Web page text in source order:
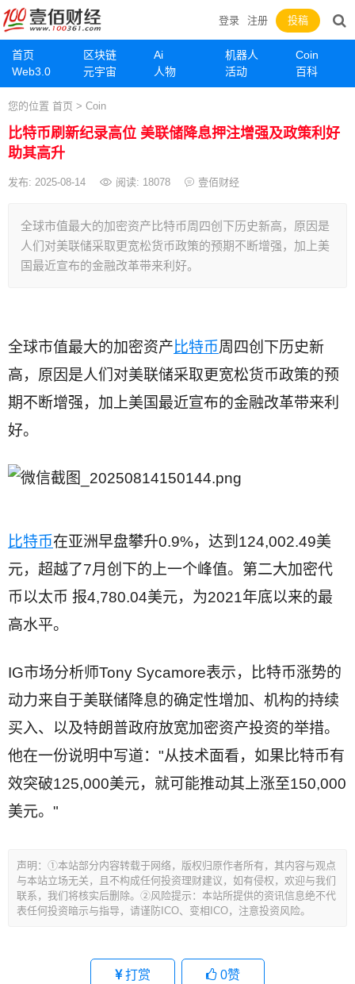
首页 区块链 Ai 机器人
Coin
Web3.0
元宇宙 人物 活动 百科
登录 注册 投稿
您的位置 首页 > Coin
比特币刷新纪录高位 美联储降息押注增强及政策利好
助其高升
发布: 2025-08-14 阅读: 18078 壹佰财经
​全球市值最大的加密资产比特币周四创下历史新高，原因是
人们对美联储采取更宽松货币政策的预期不断增强，加上美
国最近宣布的金融改革带来利好。
全球市值最大的加密资产 比特币周四创下历史新
高，原因是人们对美联储采取更宽松货币政策的预
期不断增强，加上美国最近宣布的金融改革带来利
好。
比特币在亚洲早盘攀升0.9%，达到124,002.49美
元，超越了7月创下的上一个峰值。第二大加密代
币以太币 报4,780.04美元，为2021年底以来的最
高水平。
IG市场分析师Tony Sycamore表示，比特币涨势的
动力来自于美联储降息的确定性增加、机构的持续
买入、以及特朗普政府放宽加密资产投资的举措。
他在一份说明中写道："从技术面看，如果比特币有
效突破125,000美元，就可能推动其上涨至150,000
美元。"
章
导
航
声明：①本站部分内容转载于网络，版权归原作者所有，其内容与观点
与本站立场无关，且不构成任何投资理财建议，如有侵权，欢迎与我们
联系，我们将核实后删除。②风险提示：本站所提供的资讯信息绝不代
表任何投资暗示与指导，请谨防ICO、变相ICO，注意投资风险。
打赏 0赞